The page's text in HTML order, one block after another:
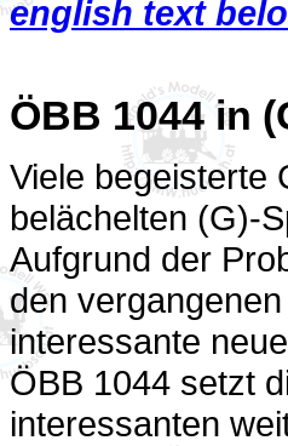
english text
ÖBB 1044 in
Viele begeisterte
belächelten (G)-
Aufgrund der
den
interessante
ÖBB 1044 setzt
interessanten